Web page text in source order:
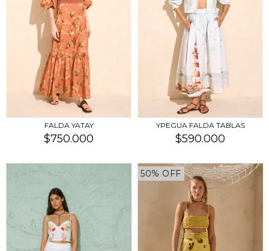
FALDA YATAY
$750.000
YPEGUA FALDA TABLAS
$590.000
50% OFF